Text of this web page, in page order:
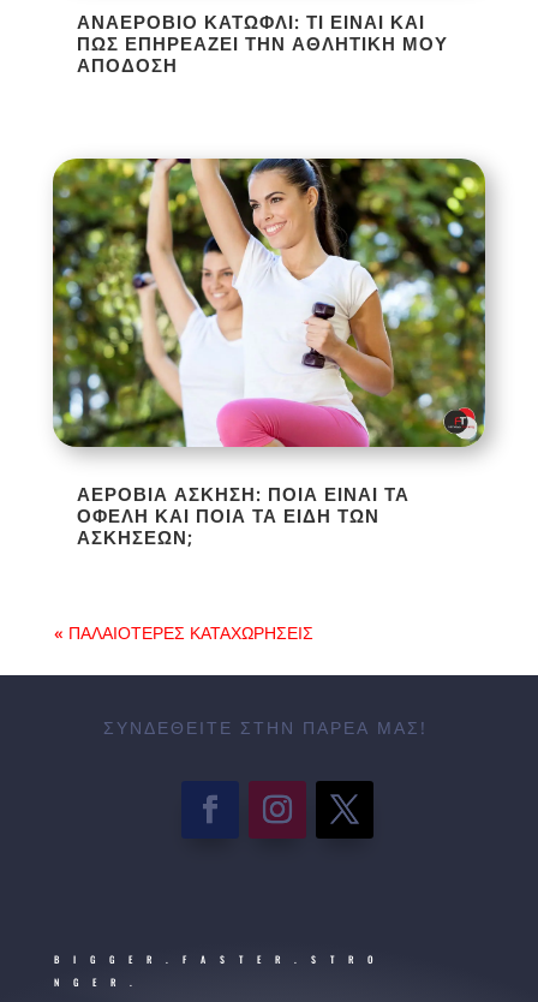
ΑΝΑΕΡΌΒΙΟ ΚΑΤΏΦΛΙ: ΤΙ ΕΊΝΑΙ ΚΑΙ
ΠΏΣ ΕΠΗΡΕΆΖΕΙ ΤΗΝ ΑΘΛΗΤΙΚΉ ΜΟΥ
ΑΠΌΔΟΣΗ
ΑΕΡΌΒΙΑ ΆΣΚΗΣΗ: ΠΟΙΑ ΕΊΝΑΙ ΤΑ
ΟΦΈΛΗ ΚΑΙ ΠΟΙΑ ΤΑ ΕΊΔΗ ΤΩΝ
ΑΣΚΉΣΕΩΝ;
« ΠΑΛΑΙΌΤΕΡΕΣ ΚΑΤΑΧΩΡΉΣΕΙΣ
ΣΥΝΔΕΘΕΊΤΕ ΣΤΗΝ ΠΑΡΈΑ ΜΑΣ!
BIGGER.FASTER.STRO
NGER.